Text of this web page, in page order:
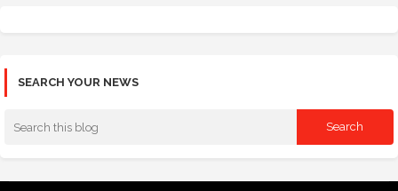
SEARCH YOUR NEWS